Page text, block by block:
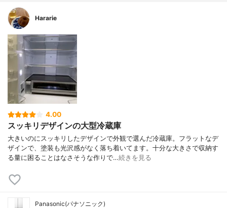
Hararie
4.00
スッキリデザインの大型冷蔵庫
大きいのにスッキリしたデザインで外観で選んだ冷蔵庫。フラットなデ
ザインで、塗装も光沢感がなく落ち着いてます。十分な大きさで収納す
る量に困ることはなさそうな作りで…続きを見る
Panasonic(パナソニック)